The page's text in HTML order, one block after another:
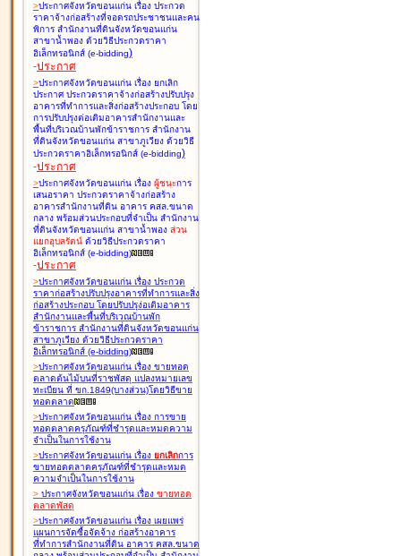
>ประกาศจังหวัดขอนแก่น เรื่อง ประกวด
ราคาจ้างก่อสร้างที่จอดรถประชาชนและคน
พิการ สำนักงานที่ดินจังหวัดขอนแก่น
สาขาน้ำพอง ด้วยวิธีประกวดราคา
อิเล็กทรอนิกส์ (e-bidding)
-ประกาศ
>ประกาศจังหวัดขอนแก่น เรื่อง ยกเลิก
ประกาศ ประกวดราคาจ้างก่อสร้างปรับปรุง
อาคารที่ทำการและสิ่งก่อสร้างประกอบ โดย
การปรับปรุงต่อเติมอาคารสำนักงานและ
พื้นที่บริเวณบ้านพักข้าราชการ สำนักงาน
ที่ดินจังหวัดขอนแก่น สาขาภูเวียง ด้วยวิธี
ประกวดราคาอิเล็กทรอนิกส์ (e-bidding)
-ประกาศ
>ประกาศจังหวัดขอนแก่น เรื่อง ผู้ชนะการ
เสนอราคา ประกวดราคาจ้างก่อสร้าง
อาคารสำนักงานที่ดิน อาคาร คสล.ขนาด
กลาง พร้อมส่วนประกอบที่จำเป็น สำนักงาน
ที่ดินจังหวัดขอนแก่น สาขาน้ำพอง ส่วน
แยกอุบลรัตน์ ด้วยวิธีประกวดราคา
อิเล็กทรอนิกส์ (e-bidding)
-ประกาศ
>ประกาศจังหวัดขอนแก่น เรื่อง ประกวด
ราคาก่อสร้างปรับปรุงอาคารที่ทำการและสิ่ง
ก่อสร้างประกอบ โดยปรับปรุง่อเติมอาคาร
สำนักงานและพื้นที่บริเวณบ้านพัก
ข้าราชการ สำนักงานที่ดินจังหวัดขอนแก่น
สาขาภูเวียง ด้วยวิธีประกวดราคา
อิเล็กทรอนิกส์ (e-bidding)
>ประกาศจังหวัดขอนแก่น เรื่อง ขายทอด
ตลาดต้นไม้บนที่ราชพัสดุ แปลงหมายเลข
ทะเบียน ที่ ขก.1849(บางส่วน)โดยวิธีขาย
ทอดตลาด
>ประกาศจังหวัดขอนแก่น เรื่อง การขาย
ทอดตลาดครุภัณฑ์ที่ชำรุดและหมดความ
จำเป็นในการใช้งาน
>ประกาศจังหวัดขอนแก่น เรื่อง ยกเลิกการ
ขายทอดตลาดครุภัณฑ์ที่ชำรุดและหมด
ความจำเป็นในการใช้งาน
> ประกาศจังหวัดขอนแก่น เรื่อง ขายทอด
ตลาดพัสดุ
>ประกาศจังหวัดขอนแก่น เรื่อง เผยแพร่
แผนการจัดซื้อจัดจ้าง ก่อสร้างอาคาร
ที่ทำการสำนักงานที่ดิน อาคาร คสล.ขนาด